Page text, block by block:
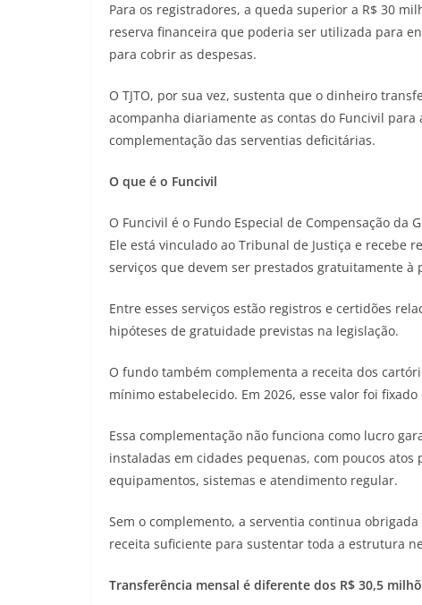
Para os registradores, a queda superior a R$ 30
reserva financeira que poderia ser utilizada para
para cobrir as despesas.
O TJTO, por sua vez, sustenta que o dinheiro
acompanha diariamente as contas do Funcivil
complementação das serventias deficitárias.
O que é o Funcivil
O Funcivil é o Fundo Especial de Compensação da
Ele está vinculado ao Tribunal de Justiça e recebe
serviços que devem ser prestados gratuitamente à
Entre esses serviços estão registros e certidões
hipóteses de gratuidade previstas na legislação.
O fundo também complementa a receita dos
mínimo estabelecido. Em 2026, esse valor foi fixado
Essa complementação não funciona como lucro
instaladas em cidades pequenas, com poucos
equipamentos, sistemas e atendimento regular.
Sem o complemento, a serventia continua
receita suficiente para sustentar toda a estrutura
Transferência mensal é diferente dos R$ 30,5